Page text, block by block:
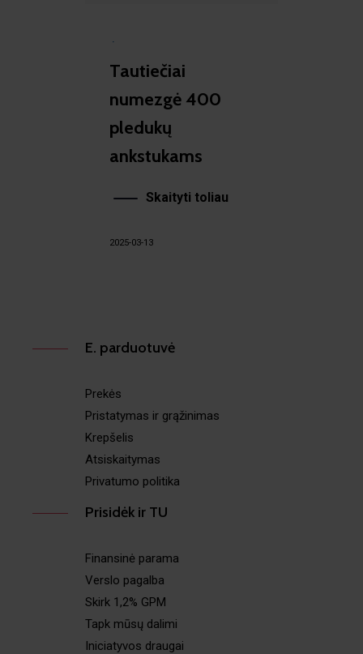
·
Tautiečiai
numezgė 400
pledukų
ankstukams
Skaityti toliau
2025-03-13
E. parduotuvė
Prekės
Pristatymas ir grąžinimas
Krepšelis
Atsiskaitymas
Privatumo politika
Prisidėk ir TU
Finansinė parama
Verslo pagalba
Skirk 1,2% GPM
Tapk mūsų dalimi
Iniciatyvos draugai